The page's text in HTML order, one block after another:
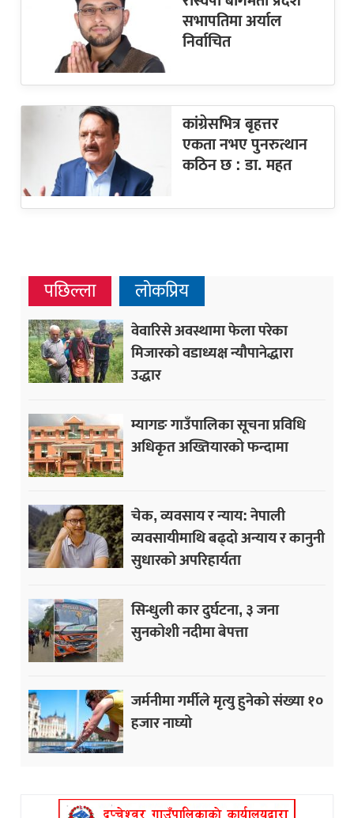
सभापतिमा अर्याल
निर्वाचित
कांग्रेसभित्र बृहत्तर
एकता नभए पुनरुत्थान
कठिन छ : डा. महत
पछिल्ला लोकप्रिय
वेवारिसे अवस्थामा फेला परेका
मिजारको वडाध्यक्ष न्यौपानेद्धारा
उद्धार
म्यागङ गाउँपालिका सूचना प्रविधि
अधिकृत अख्तियारको फन्दामा
चेक, व्यवसाय र न्याय: नेपाली
व्यवसायीमाथि बढ्दो अन्याय र कानुनी
सुधारको अपरिहार्यता
सिन्धुली कार दुर्घटना, ३ जना
सुनकोशी नदीमा बेपत्ता
जर्मनीमा गर्मीले मृत्यु हुनेको संख्या १०
हजार नाघ्यो